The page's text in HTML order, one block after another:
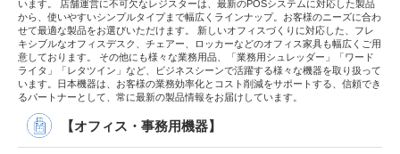
います。 店舗運営に不可欠なレジスターは、最新のPOSシステムに対応した製品
から、使いやすいシンプルタイプまで幅広くラインナップ。お客様のニーズに合わ
せて最適な製品をお選びいただけます。 新しいオフィスづくりに対応した、フレ
キシブルなオフィスデスク、チェアー、ロッカーなどのオフィス家具も幅広くご用
意しております。 その他にも様々な業務用品、「業務用シュレッダー」「ワード
ライタ」「レタツイン」など、ビジネスシーンで活躍する様々な機器を取り扱って
います。日本機器は、お客様の業務効率化とコスト削減をサポートする、信頼でき
るパートナーとして、常に最新の製品情報をお届けしています。
【オフィス・事務用機器】